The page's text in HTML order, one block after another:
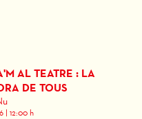
AL TEATRE : LA
DE TOUS
|12:00 h